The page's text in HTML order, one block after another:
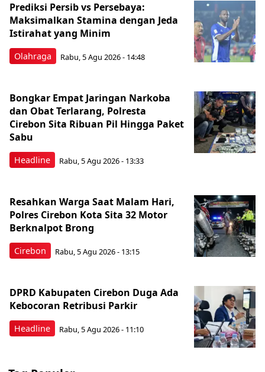
Olahraga
Prediksi Persib vs Persebaya:
Maksimalkan Stamina dengan Jeda
Istirahat yang Minim
Rabu, 5 Agu 2026 - 14:48
Headline
Bongkar Empat Jaringan Narkoba
dan Obat Terlarang, Polresta
Cirebon Sita Ribuan Pil Hingga Paket
Sabu
Rabu, 5 Agu 2026 - 13:33
Cirebon
Resahkan Warga Saat Malam Hari,
Polres Cirebon Kota Sita 32 Motor
Berknalpot Brong
Rabu, 5 Agu 2026 - 13:15
Headline
DPRD Kabupaten Cirebon Duga Ada
Kebocoran Retribusi Parkir
Rabu, 5 Agu 2026 - 11:10